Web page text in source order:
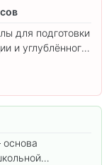
для подготовки
и углублённого
основа